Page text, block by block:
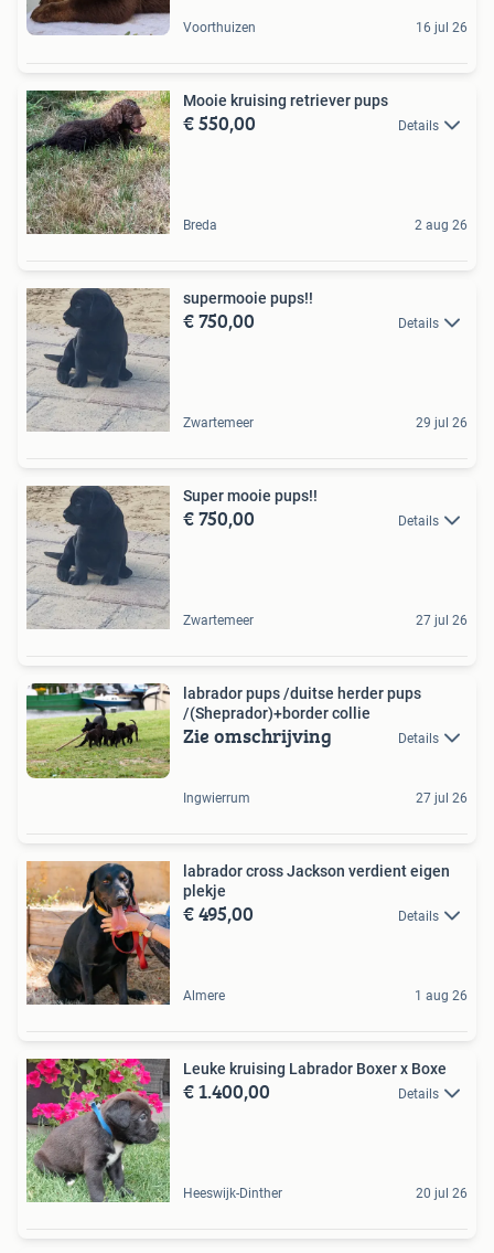
Voorthuizen 16 jul 26
Mooie kruising retriever pups
€ 550,00 Details
Breda 2 aug 26
supermooie pups!!
€ 750,00 Details
Zwartemeer 29 jul 26
Super mooie pups!!
€ 750,00 Details
Zwartemeer 27 jul 26
labrador pups /duitse herder pups
/(Sheprador)+border collie
Zie omschrijving Details
Ingwierrum 27 jul 26
labrador cross Jackson verdient eigen
plekje
€ 495,00 Details
Almere 1 aug 26
Leuke kruising Labrador Boxer x Boxe
€ 1.400,00 Details
Heeswijk-Dinther 20 jul 26